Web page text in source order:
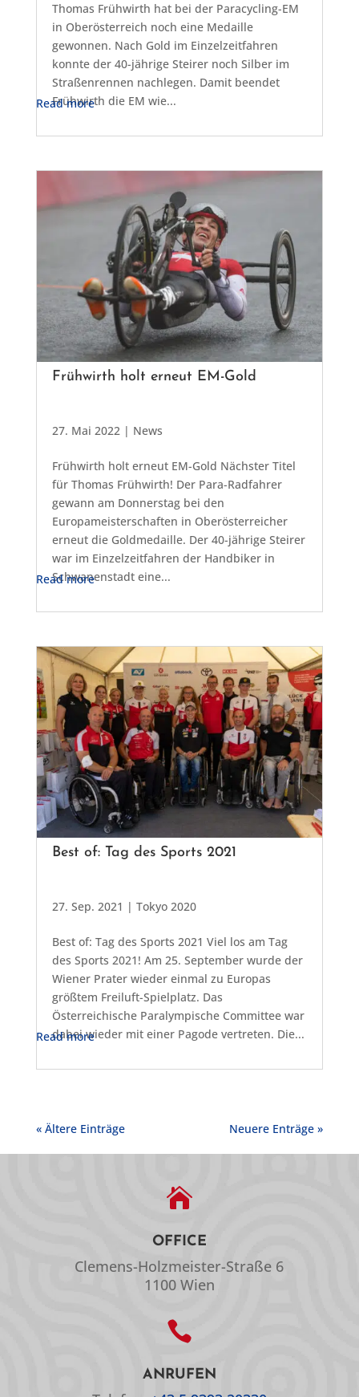
Thomas Frühwirth hat bei der Paracycling-EM
in Oberösterreich noch eine Medaille
gewonnen. Nach Gold im Einzelzeitfahren
konnte der 40-jährige Steirer noch Silber im
Straßenrennen nachlegen. Damit beendet
Frühwirth die EM wie...
Read more
Frühwirth holt erneut EM-Gold
27. Mai 2022| News
Frühwirth holt erneut EM-Gold Nächster Titel
für Thomas Frühwirth! Der Para-Radfahrer
gewann am Donnerstag bei den
Europameisterschaften in Oberösterreicher
erneut die Goldmedaille. Der 40-jährige Steirer
war im Einzelzeitfahren der Handbiker in
Schwanenstadt eine...
Read more
Best of: Tag des Sports 2021
27. Sep. 2021 | Tokyo 2020
Best of: Tag des Sports 2021 Viel los am Tag
des Sports 2021! Am 25. September wurde der
Wiener Prater wieder einmal zu Europas
größtem Freiluft-Spielplatz. Das
Österreichische Paralympische Committee war
dabei wieder mit einer Pagode vertreten. Die...
Read more
« Ältere Einträge Neuere Enträge »

OFFICE
Clemens-Holzmeister-Straße 6
1100 Wien

ANRUFEN